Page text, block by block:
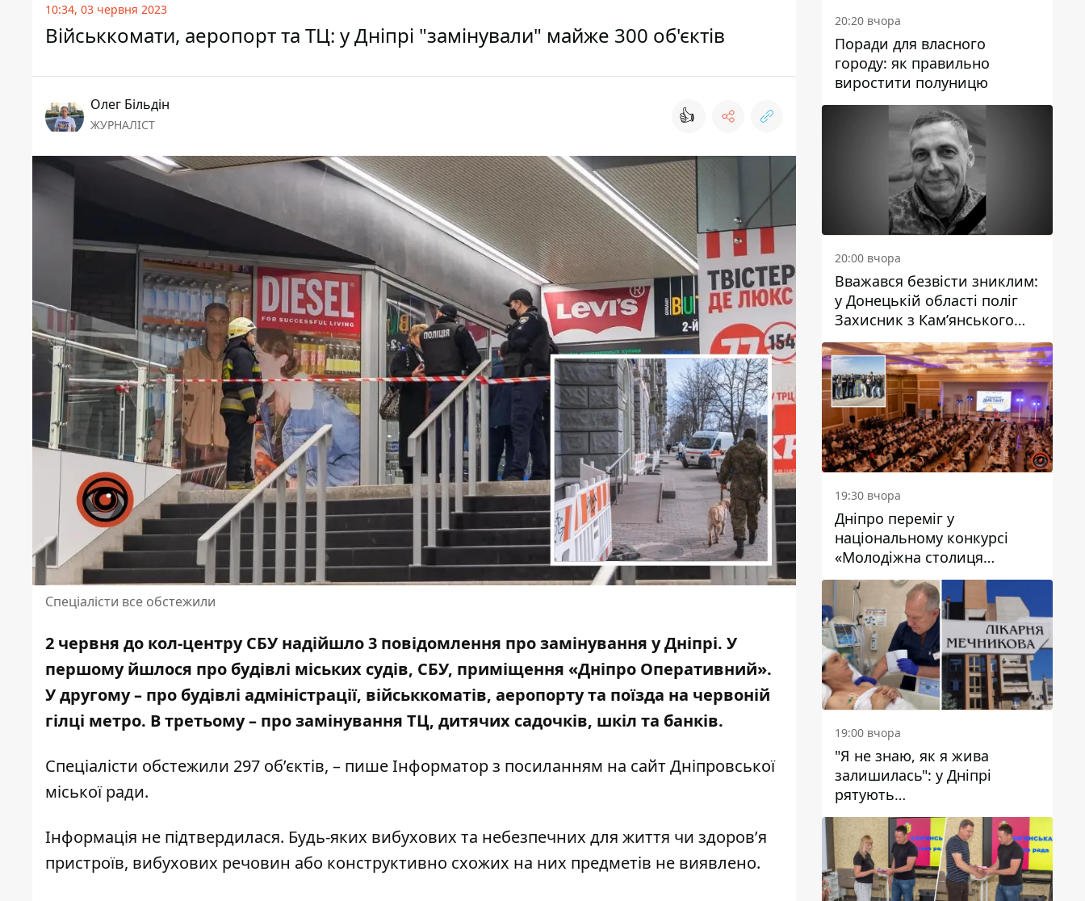
10:34, 03 червня 2023
Військкомати, аеропорт та ТЦ: у Дніпрі "замінували" майже 300 об'єктів
Олег Більдін
ЖУРНАЛІСТ 👍
Спеціалісти все обстежили
2 червня до кол-центру СБУ надійшло 3 повідомлення про замінування у Дніпрі. У
першому йшлося про будівлі міських судів, СБУ, приміщення «Дніпро Оперативний».
У другому – про будівлі адміністрації, військкоматів, аеропорту та поїзда на червоній
гілці метро. В третьому – про замінування ТЦ, дитячих садочків, шкіл та банків.
Спеціалісти обстежили 297 об’єктів, – пише Інформатор з посиланням на сайт Дніпровської
міської ради.
Інформація не підтвердилася. Будь-яких вибухових та небезпечних для життя чи здоров’я
пристроїв, вибухових речовин або конструктивно схожих на них предметів не виявлено.
20:20 вчора
Поради для власного
городу: як правильно
виростити полуницю
20:00 вчора
Вважався безвісти зниклим:
у Донецькій області поліг
Захисник з Кам’янського
Антон Красовський
19:30 вчора
Дніпро переміг у
національному конкурсі
«Молодіжна столиця
України – 2026»
19:00 вчора
"Я не знаю, як я жива
залишилась": у Дніпрі
рятують
військовослужбовицю та
мати чотирьох дітей, яку
поранив КАБ